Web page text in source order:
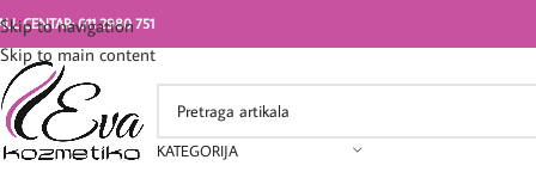
Skip to navigation
Skip to main content
CENTAR: 011 2980 751
KATEGORIJA